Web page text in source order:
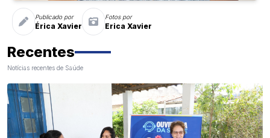
Publicado por
Érica Xavier
Fotos por
Erica Xavier
Recentes
Notícias recentes de Saúde